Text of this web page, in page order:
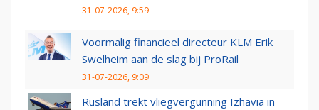
31-07-2026, 9:59
Voormalig financieel directeur KLM Erik
Swelheim aan de slag bij ProRail
31-07-2026, 9:09
Rusland trekt vliegvergunning Izhavia in